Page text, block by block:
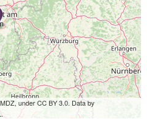
under CC BY 3.0. Data by